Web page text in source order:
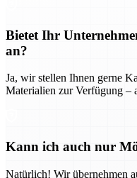
Bietet Ihr
an?
Ja, wir stellen Ihnen gerne
Materialien zur Verfügung –
Kann ich auch nur
Natürlich! Wir übernehmen